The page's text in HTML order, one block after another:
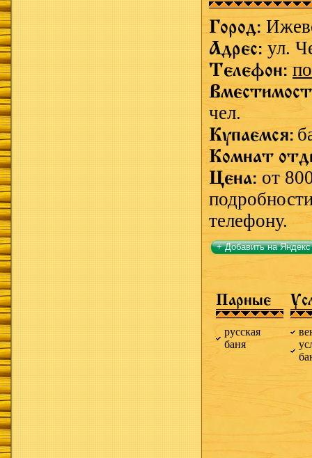
Город:
Адрес: ул.
Телефон:
чел.
Купаемся:
Комнат
Цена: от
телефону.
+ Добавить на Яндекс
Парные
русская
баня